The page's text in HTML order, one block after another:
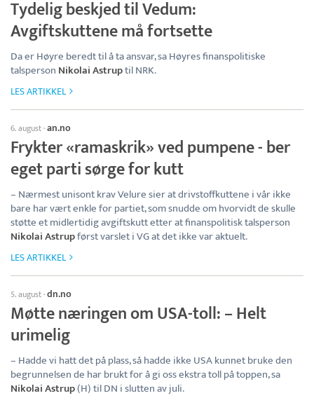
Tydelig beskjed til Vedum:
Avgiftskuttene må fortsette
Da er Høyre beredt til å ta ansvar, sa Høyres finanspolitiske
talsperson Nikolai Astruptil NRK.
LES ARTIKKEL
6. august·an.no
Frykter «ramaskrik» ved pumpene - ber
eget parti sørge for kutt
– Nærmest unisont krav Velure sier at drivstoffkuttene i vår ikke
bare har vært enkle for partiet, som snudde om hvorvidt de skulle
støtte et midlertidig avgiftskutt etter at finanspolitisk talsperson
Nikolai Astrupførst varslet i VG at det ikke var aktuelt.
LES ARTIKKEL
5. august·dn.no
Møtte næringen om USA-toll: – Helt
urimelig
– Hadde vi hatt det på plass, så hadde ikke USA kunnet bruke den
begrunnelsen de har brukt for å gi oss ekstra toll på toppen, sa
Nikolai Astrup(H) til DN i slutten av juli.